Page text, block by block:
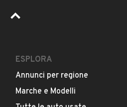
Pubblicità
ESPLORA
Annunci per regione
Marche e Modelli